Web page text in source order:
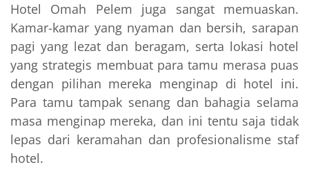
Hotel Omah Pelem juga sangat memuaskan.
Kamar-kamar yang nyaman dan bersih, sarapan
pagi yang lezat dan beragam, serta lokasi hotel
yang strategis membuat para tamu merasa puas
dengan pilihan mereka menginap di hotel ini.
Para tamu tampak senang dan bahagia selama
masa menginap mereka, dan ini tentu saja tidak
lepas dari keramahan dan profesionalisme staf
hotel.